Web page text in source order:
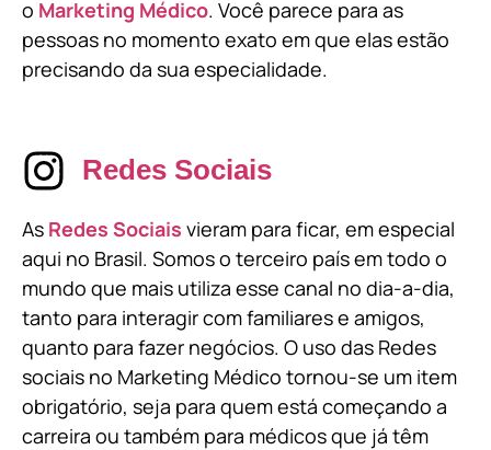
o Marketing Médico. Você parece para as
pessoas no momento exato em que elas estão
precisando da sua especialidade.
Redes Sociais
As Redes Sociais vieram para ficar, em especial
aqui no Brasil. Somos o terceiro país em todo o
mundo que mais utiliza esse canal no dia-a-dia,
tanto para interagir com familiares e amigos,
quanto para fazer negócios. O uso das Redes
sociais no Marketing Médico tornou-se um item
obrigatório, seja para quem está começando a
carreira ou também para médicos que já têm